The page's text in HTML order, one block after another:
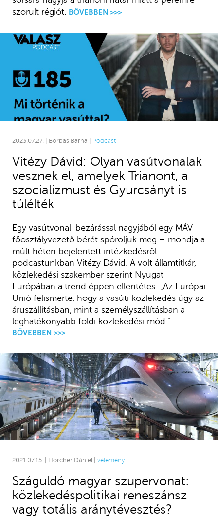
szorult régiót. BŐVEBBEN >>>
2023.07.27. | Borbás Barna | Podcast
Vitézy Dávid: Olyan vasútvonalak
vesznek el, amelyek Trianont, a
szocializmust és Gyurcsányt is
túlélték
Egy vasútvonal-bezárással nagyjából egy MÁV-
főosztályvezető bérét spóroljuk meg – mondja a
múlt héten bejelentett intézkedésről
podcastunkban Vitézy Dávid. A volt államtitkár,
közlekedési szakember szerint Nyugat-
Európában a trend éppen ellentétes: „Az Európai
Unió felismerte, hogy a vasúti közlekedés úgy az
áruszállításban, mint a személyszállításban a
leghatékonyabb földi közlekedési mód.”
BŐVEBBEN >>>
2021.07.15. | Hörcher Dániel | vélemény
Száguldó magyar szupervonat:
közlekedéspolitikai reneszánsz
vagy totális aránytévesztés?